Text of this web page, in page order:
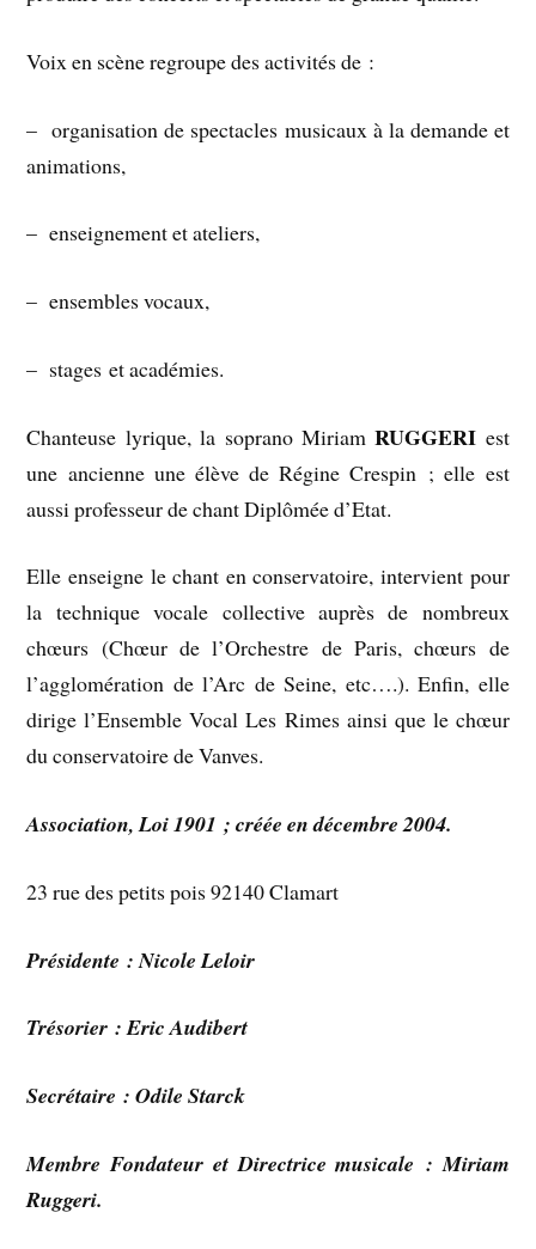
Voix en scène regroupe des activités de :
– organisation de spectacles musicaux à la demande et
animations,
– enseignement et ateliers,
– ensembles vocaux,
– stages et académies.
Chanteuse lyrique, la soprano MiriamRUGGERI est
une ancienne une élève de Régine Crespin ; elle est
aussi professeur de chant Diplômée d’Etat.
Elle enseigne le chant en conservatoire, intervient pour
la technique vocale collective auprès de nombreux
chœurs (Chœur de l’Orchestre de Paris, chœurs de
l’agglomération de l’Arc de Seine, etc….). Enfin, elle
dirige l’Ensemble Vocal Les Rimes ainsi que le chœur
du conservatoire de Vanves.
Association, Loi 1901 ; créée en décembre 2004.
23 rue des petits pois 92140 Clamart
Présidente : Nicole Leloir
Trésorier : Eric Audibert
Secrétaire : Odile Starck
Membre Fondateur et Directrice musicale : Miriam
Ruggeri.